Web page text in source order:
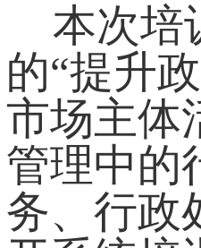
本次培
的“提升
市场主体
管理中的
务、行政